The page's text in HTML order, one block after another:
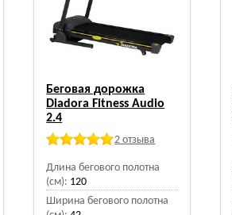
Беговая дорожка
Diadora Fitness Audio
2.4
2 отзыва
Длина бегового полотна
(см): 120
Ширина бегового полотна